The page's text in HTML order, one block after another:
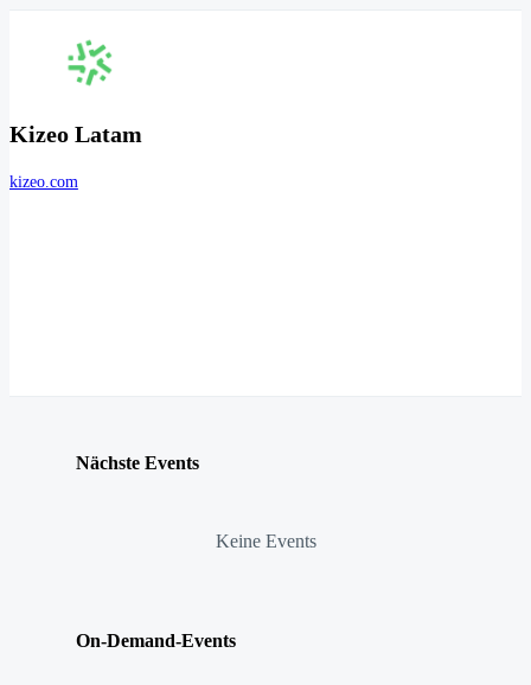
Kizeo Latam
kizeo.com
Nächste Events
Keine Events
On-Demand-Events